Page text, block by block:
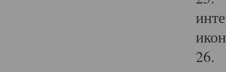
26.